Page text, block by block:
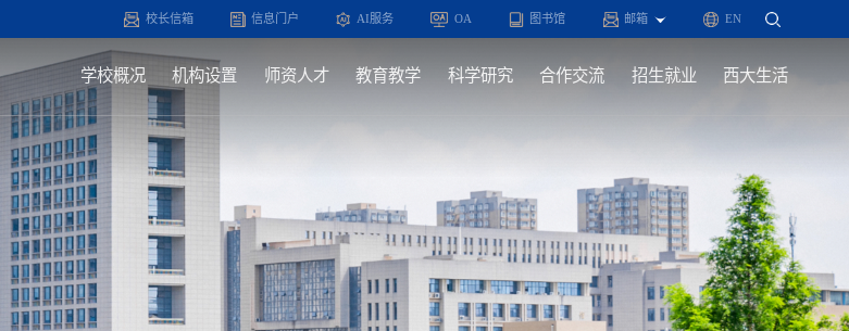
校长信箱 信息门户 AI服务 OA 图书馆 邮箱 EN
学校概况 机构设置 师资人才 教育教学 科学研究 合作交流 招生就业 西大生活